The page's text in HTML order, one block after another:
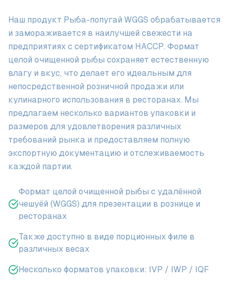
Наш продукт Рыба-попугай WGGS обрабатывается
и замораживается в наилучшей свежести на
предприятиях с сертификатом HACCP. Формат
целой очищенной рыбы сохраняет естественную
влагу и вкус, что делает его идеальным для
непосредственной розничной продажи или
кулинарного использования в ресторанах. Мы
предлагаем несколько вариантов упаковки и
размеров для удовлетворения различных
требований рынка и предоставляем полную
экспортную документацию и отслеживаемость
каждой партии.
Формат целой очищенной рыбы с удалённой
чешуёй (WGGS) для презентации в рознице и
ресторанах
Также доступно в виде порционных филе в
различных весах
Несколько форматов упаковки: IVP / IWP / IQF